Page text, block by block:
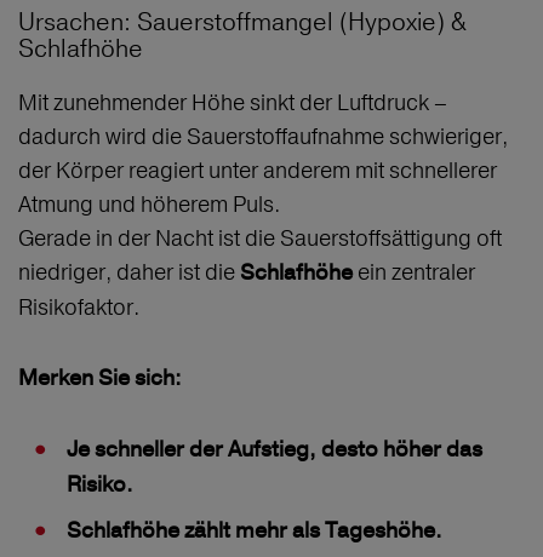
Ursachen: Sauerstoffmangel (Hypoxie) &
Schlafhöhe
Mit zunehmender Höhe sinkt der Luftdruck –
dadurch wird die Sauerstoffaufnahme schwieriger,
der Körper reagiert unter anderem mit schnellerer
Atmung und höherem Puls.
Gerade in der Nacht ist die Sauerstoffsättigung oft
niedriger, daher ist die Schlafhöheein zentraler
Risikofaktor.
Merken Sie sich:
Je schneller der Aufstieg, desto höher das
Risiko.
Schlafhöhe zählt mehr als Tageshöhe.